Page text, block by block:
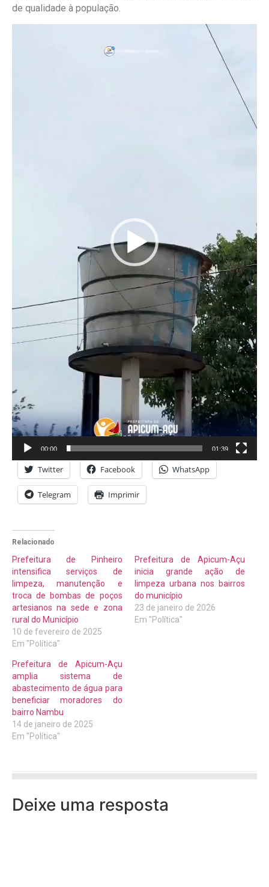
de qualidade à população.
00:00 01:39
Twitter Facebook WhatsApp
Telegram Imprimir
Relacionado
Prefeitura de Pinheiro
intensifica serviços de
limpeza, manutenção e
troca de bombas de poços
artesianos na sede e zona
rural do Município
10 de fevereiro de 2025
Em "Política"
Prefeitura de Apicum-Açu
inicia grande ação de
limpeza urbana nos bairros
do município
23 de janeiro de 2026
Em "Política"
Prefeitura de Apicum-Açu
amplia sistema de
abastecimento de água para
beneficiar moradores do
bairro Nambu
14 de janeiro de 2025
Em "Política"
Deixe uma resposta